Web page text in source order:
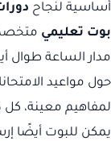
أساسية لنجاح
بوت تعليمي
مدار الساعة طوال
حول مواعيد
لمفاهيم معينة،
يمكن للبوت أيضًا